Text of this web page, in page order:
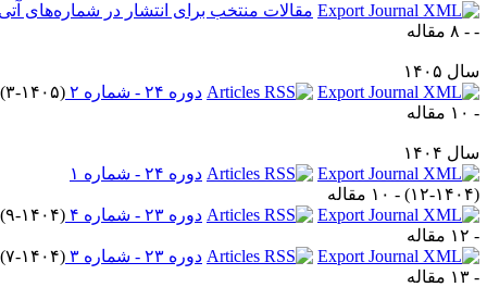
مقالات منتخب برای انتشار در شماره‌های آتی
۱۴۰۵
دوره ۲۴ - شماره ۲
(۳-۱۴۰۵)
۱۴۰۴
دوره ۲۴ - شماره ۱
۱۲-۱۴۰۴) - ۱۰ مقاله
دوره ۲۳ - شماره ۴
(۹-۱۴۰۴)
دوره ۲۳ - شماره ۳
(۷-۱۴۰۴)